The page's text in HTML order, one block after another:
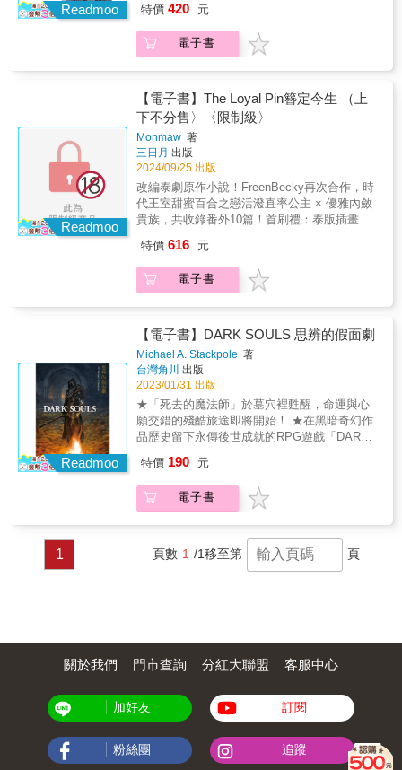
逐漸轉變成愛慕， 但這份感情，真的能夠毫無
無時無刻不想觸碰她。」 & Saam終於坦率地
向Mon承認自己的心意， 在兜了無數圈子之後
與周圍啦啦隊們的助陣之下， 兩人又像之前一
樣過著半同居的交往生活。 & 對沒有經驗的她
們來說， 邁進新階段的這份感情，仍舊充滿著
未知與摸索。 雖然想要更進一步，卻不知道怎
麼開始， 查網路、看影片、藉由酒的力量
&hellip;&hellip;？ 但無論有多麼笨拙，只要兩
人一起就充滿甜蜜。 & 只是Saam的婚約及顯
赫的家世仍是高聳的難關， 兩人尚未成熟的感
情，在現實的考驗之下又會有什麼結果
&hellip;&hellip; &
Readmoo
「不用怕，Baibua，我不會讓妳有事的。若有
人要對妳動手，那人只能是我。」原訂前往巴
黎的包機意外墜毀，十六人座的機身化作稻田
有灼痕、皮膚乾枯，呈現古代製作技術的木乃
伊。詭異的是，這顆頭顱的死亡時間卻不足七
十五年。體質人類學家Busaya臨危受命前往現
場辨識罹難者身分，卻與昔日反目成仇的天才
同窗Phinya狹路相逢。一位是踏遍全球墓園的
實戰派，一位是坐鎮實驗室的理論家。原本冷
嘲熱諷的唇槍舌戰，卻在一次深夜的槍火襲擊
後徹底走偏。「我想試試看。反正，我們都不
會比現在更喜歡或更討厭彼此了。」【下冊】
殘骸中的現代木乃伊，掩藏著最瘋狂的醜聞。
個世界最諷刺的就是……人死了，反而比活著
更值錢。傲慢田野權威 × 沉穩理論天才！一場
偏離航道的空難，在支離破碎的罹難者遺骸
頭骨。隨著調查深入，第二具完整的木乃伊在
祕密倉庫中現蹤，特殊的化學樹脂與處理痕
跡，揭示了兇手熟知每一吋人體構造，以及對
「永恆」的執著。原以為只是跨國黑市的非法
交易，卻隱藏著一段因欲望與封口費而起的連
環謀殺。兩位天才人類學家在真相大白之際，
也完成了屬於生命中最重要的身分辨識──她們
起，如果妳想拿鐵鍬砸我，我保證絕對不會
躲。我會乖乖站著讓妳捶、讓妳打，直到妳滿
意為止。」
特價 420 元
電子書
Readmoo
【電子書】The Loyal Pin簪定今生 （上
下不分售〉〈限制級〉
Monmaw 著
三日月 出版
2024/09/25 出版
改編泰劇原作小說！FreenBecky再次合作，時
代王室甜蜜百合之戀活潑直率公主 × 優雅內斂
貴族，共收錄番外10篇！首刷禮：泰版插畫明
我，只屬於妳。【上冊】自由奔放、不拘泥禮
節的Anilaphat公主，循規蹈矩、內斂優雅的
Pilantita小姐，即使從小互相珍惜、愛慕，卻始
離。即使見不到面，感情卻越是濃烈。多年
後，公主為了參加兄長婚禮而驚喜歸國，Pin小
姐卻在見到已成長得美麗耀眼的公主時感到不
知所措。而Anil公主日益直接的求愛，更讓一向
內斂的Pin的內心掀起波瀾……「對我來說，比
起思念……我更想擁有妳。」【下冊】Anil公主
與Pin小姐終於正式面對自己的心意，戀愛的甜
美與對彼此的愛慕讓兩人的世界大大改變。然
而，隨著歲月流轉，宮廷裡的繁文縟節，家人
影。純粹的愛意與外界的紛擾激烈衝突，一切
彷彿失去了控制……「如果我的人生沒有妳的
出現……我就會像是失去了一切……」
特價 616 元
電子書
Readmoo
【電子書】DARK SOULS 思辨的假面劇
Michael A. Stackpole 著
台灣角川 出版
2023/01/31 出版
★「死去的魔法師」於墓穴裡甦醒，命運與心
願交錯的殘酷旅途即將開始！ ★在黑暗奇幻作
品歷史留下永傳後世成就的RPG遊戲「DARK
套，造成熱潮的不朽名作，以完全原創小說回
歸！ 【內容介紹】 這世界已不再是我熟悉的樣
子── 被封印的魔法師覺醒！ 理應死亡的男子
復活而封印墓穴， 卻因盜墓者入侵而解開了封
印。 於暗夜中，倒在地上的盜墓者屍體突然襲
漠。 天上的繁星顯示男子死後已過了很長一段
時間。 男子將刻在墓碑上的名字「法拉諾斯」
踏出自己壯大旅途的第一步── &copy;2022
KADOKAWA CORPORATION Dark
Entertainment Inc. / &copy;FromSoftware,
Inc. Illustration: Jun Suemi
特價 190 元
電子書
1 頁數 1 /1移至第 頁
關於我們 門市查詢 分紅大聯盟 客服中心
加好友 訂閱
粉絲團 追蹤